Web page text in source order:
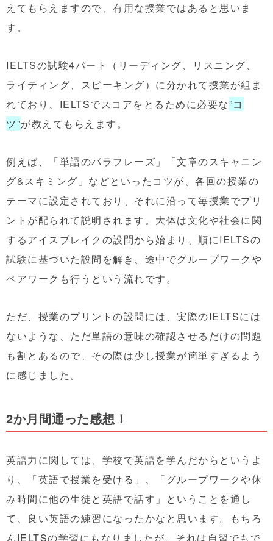
えてもらえますので、有用な授業ではあると思いま
す。
IELTSの試験4パート（リーディング、リスニング、
ライティング、スピーキング）に分かれて授業が組ま
れており、IELTSでスコアをとるために必要な”コ
ツ”が教えてもらえます。
例えば、「単語のパラフレーズ」「文章のスキャニン
グ&スキミング」などといったコツが、各回の授業の
テーマに設定されており、それに沿って毎授業でプリ
ントが配られて説明されます。大体は文化や社会に関
するアイスブレイクの設問から始まり、順にIELTSの
試験に基づいた設問を解き、途中でグループワークや
ペアワークも行うという流れです。
ただ、授業のプリントの設問には、実際のIELTSには
ないような、ただ単語の意味の確認させるだけの問題
も割とあるので、その際は少し授業が簡単すぎるよう
に感じました。
2か月間通った感想！
英語力に関しては、学校で英語を学んだからというよ
り、「英語で授業を受ける」、「グループワークや休
み時間に他の生徒と英語で話す」ということを通し
て、良い英語の練習になったかなと思います。もちろ
んIELTSの学習にもなりましたが、それは自習でもで